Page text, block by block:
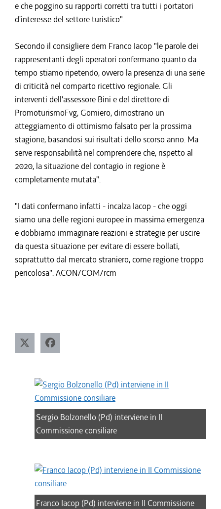
e che poggino su rapporti corretti tra tutti i portatori
d'interesse del settore turistico".
Secondo il consigliere dem Franco Iacop "le parole dei
rappresentanti degli operatori confermano quanto da
tempo stiamo ripetendo, ovvero la presenza di una serie
di criticità nel comparto ricettivo regionale. Gli
interventi dell'assessore Bini e del direttore di
PromoturismoFvg, Gomiero, dimostrano un
atteggiamento di ottimismo falsato per la prossima
stagione, basandosi sui risultati dello scorso anno. Ma
serve responsabilità nel comprendere che, rispetto al
2020, la situazione del contagio in regione è
completamente mutata".
"I dati confermano infatti - incalza Iacop - che oggi
siamo una delle regioni europee in massima emergenza
e dobbiamo immaginare reazioni e strategie per uscire
da questa situazione per evitare di essere bollati,
soprattutto dal mercato straniero, come regione troppo
pericolosa". ACON/COM/rcm
Sergio Bolzonello (Pd) interviene in II
Commissione consiliare
Franco Iacop (Pd) interviene in II Commissione